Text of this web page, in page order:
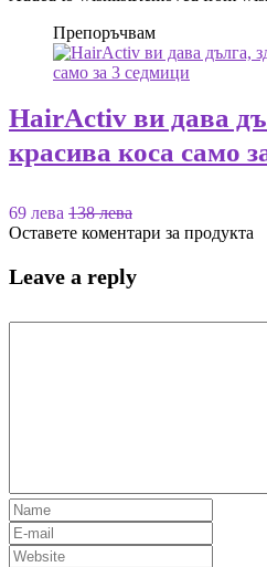
Препоръчвам
HairActiv ви дава
красива коса само
69 лева 138 лева
Оставете коментари за продукта
Leave a reply